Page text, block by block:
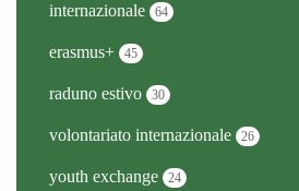
internazionale 64
erasmus+ 45
raduno estivo 30
volontariato internazionale 26
youth exchange 24